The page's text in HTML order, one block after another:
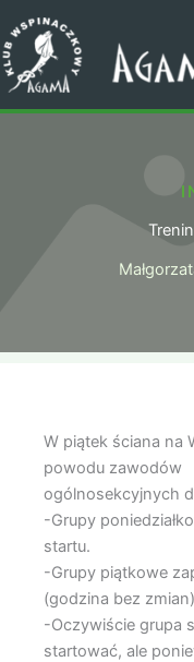
do
treści
W piątek ściana na
powodu zawodów
ogólnosekcyjnych
-Grupy
startu.
-Grupy piątkowe
(godzina bez
-Oczywiście grupa
startować, ale